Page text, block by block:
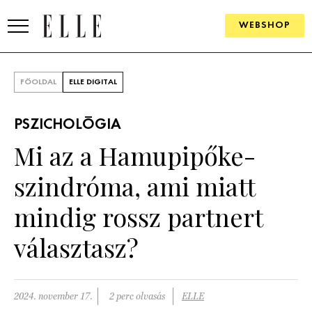
WEBSHOP
SZÉPSÉG
PSZICHÉ
PÁRKAPCSOLAT
FŐOLDAL ELLE DIGITAL
PSZICHOLÓGIA
Mi az a Hamupipőke-
szindróma, ami miatt
mindig rossz partnert
választasz?
2024. november 17. 2 perc olvasás ELLE